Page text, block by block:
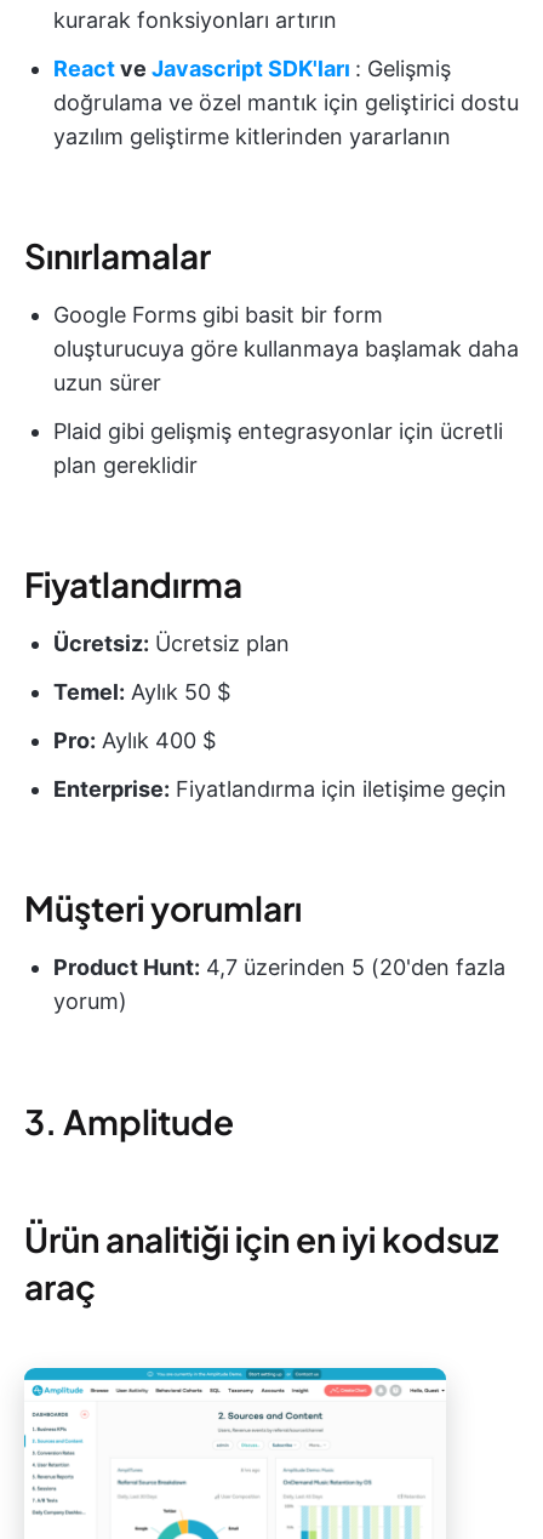
kurarak fonksiyonları artırın
Reactve Javascript SDK'ları : Gelişmiş
doğrulama ve özel mantık için geliştirici dostu
yazılım geliştirme kitlerinden yararlanın
Sınırlamalar
Google Forms gibi basit bir form
oluşturucuya göre kullanmaya başlamak daha
uzun sürer
Plaid gibi gelişmiş entegrasyonlar için ücretli
plan gereklidir
Fiyatlandırma
Ücretsiz: Ücretsiz plan
Temel: Aylık 50 $
Pro: Aylık 400 $
Enterprise: Fiyatlandırma için iletişime geçin
Müşteri yorumları
Product Hunt: 4,7 üzerinden 5 (20'den fazla
yorum)
3. Amplitude
Ürün analitiği için en iyi kodsuz
araç